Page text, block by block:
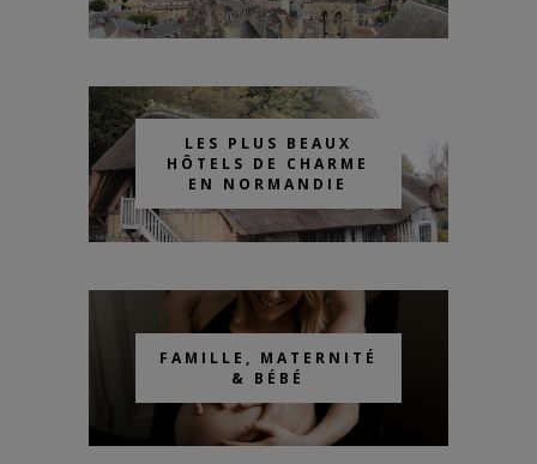
LES PLUS BEAUX
HÔTELS DE CHARME
EN NORMANDIE
FAMILLE, MATERNITÉ
& BÉBÉ